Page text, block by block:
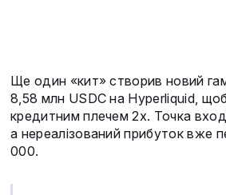
Ще один «кит» створив новий
8,58 млн USDC на Hyperliquid, щоб
кредитним плечем 2х. Точка
а нереалізований прибуток вже
000.